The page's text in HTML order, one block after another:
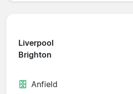
Liverpool
Brighton
Anfield